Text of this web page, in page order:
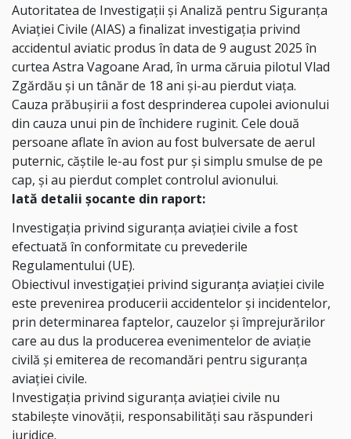
Autoritatea de Investigații și Analiză pentru Siguranța
Aviației Civile (AIAS) a finalizat investigația privind
accidentul aviatic produs în data de 9 august 2025 în
curtea Astra Vagoane Arad, în urma căruia pilotul Vlad
Zgărdău și un tânăr de 18 ani și-au pierdut viața.
Cauza prăbușirii a fost desprinderea cupolei avionului
din cauza unui pin de închidere ruginit. Cele două
persoane aflate în avion au fost bulversate de aerul
puternic, căștile le-au fost pur și simplu smulse de pe
cap, și au pierdut complet controlul avionului.
Iată detalii șocante din raport:
Investigația privind siguranța aviației civile a fost
efectuată în conformitate cu prevederile
Regulamentului (UE).
Obiectivul investigației privind siguranța aviației civile
este prevenirea producerii accidentelor și incidentelor,
prin determinarea faptelor, cauzelor și împrejurărilor
care au dus la producerea evenimentelor de aviație
civilă și emiterea de recomandări pentru siguranța
aviației civile.
Investigația privind siguranța aviației civile nu
stabilește vinovății, responsabilități sau răspunderi
juridice.